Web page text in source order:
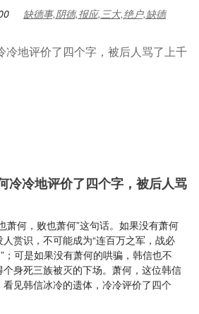
缺德事,阴德,报应,三大,绝户,缺德
冷冷地评价了四个字，被后人骂
萧何，败也萧何”这句话。如果没有萧何
赏识，不可能成为“连百万之军，战必
；可是如果没有萧何的哄骗，韩信也不
身死三族被灭的下场。萧何，这位韩信
见韩信冰冷的遗体，冷冷评价了四个